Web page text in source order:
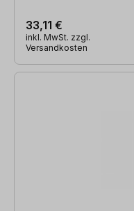
33,11 €
inkl. MwSt. zzgl.
Versandkosten